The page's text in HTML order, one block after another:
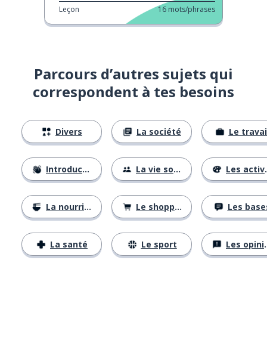
Leçon 16 mots/phrases
Parcours d’autres sujets qui
correspondent à tes besoins
Divers
Introductions
La nourriture
La santé
La société
La vie sociale
Le shopping
Le sport
Le
Les activités
Les
Les opinions